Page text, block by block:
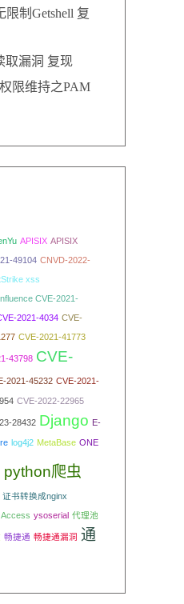
制Getshell 复
取漏洞 复现
限维持之PAM
APISIX APISIX
49104 CNVD-2022-
xss
CVE-2021-
2021-4034 CVE-
CVE-2021-41773
43798 CVE-
2021-45232 CVE-2021-
CVE-2022-22965
28432 Django E-
log4j2 MetaBase ONE
python爬虫
证书转换成nginx
ysoserial 代理池
畅捷通 畅捷通漏洞 通